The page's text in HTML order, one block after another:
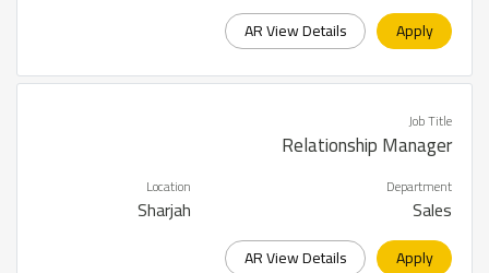
Apply
AR View Details
Job Title
Relationship Manager
Department
Sales
Location
Sharjah
Apply
AR View Details